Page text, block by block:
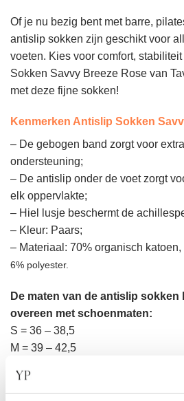
Of je nu bezig bent met barre,
antislip sokken zijn geschikt voor
voeten. Kies voor comfort,
Sokken Savvy Breeze Rose van
met deze fijne sokken!
Kenmerken Antislip Sokken
– De gebogen band zorgt voor
ondersteuning;
– De antislip onder de voet zorgt
elk oppervlakte;
– Hiel lusje beschermt de
– Kleur: Paars;
– Materiaal: 70% organisch katoen,
6% polyester.
De maten van de antislip
overeen met schoenmaten:
S = 36 – 38,5
M = 39 – 42,5
Zijn deze Antislip Sokken Savvy
de sokken die je zocht? Bekijkhier